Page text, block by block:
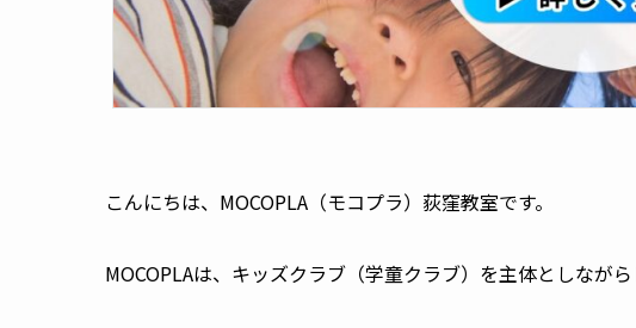
こんにちは、MOCOPLA（モコプラ）荻窪教室です。
MOCOPLAは、キッズクラブ（学童クラブ）を主体としなが